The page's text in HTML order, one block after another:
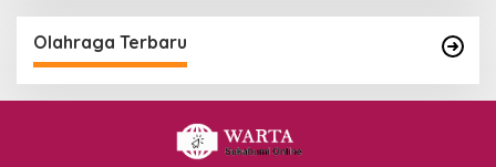
Olahraga Terbaru